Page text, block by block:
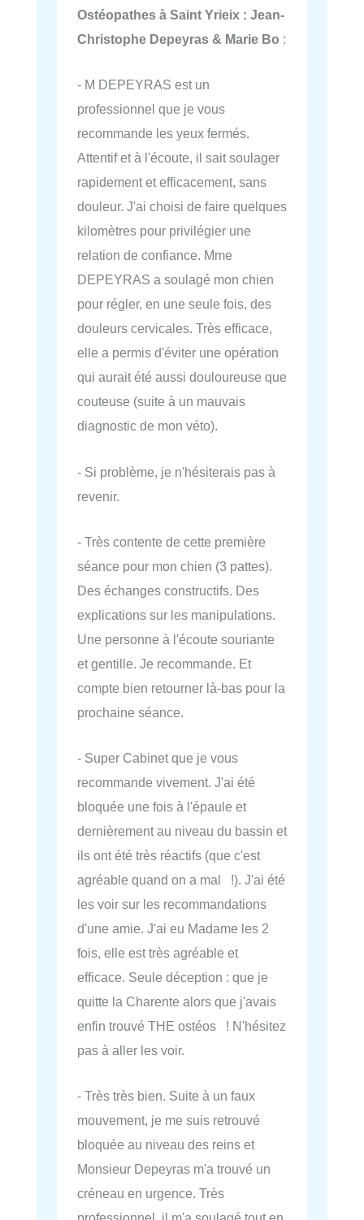
Ostéopathes à Saint Yrieix : Jean-
Christophe Depeyras & Marie Bo :
- M DEPEYRAS est un
professionnel que je vous
recommande les yeux fermés.
Attentif et à l'écoute, il sait soulager
rapidement et efficacement, sans
douleur. J'ai choisi de faire quelques
kilomètres pour privilégier une
relation de confiance. Mme
DEPEYRAS a soulagé mon chien
pour régler, en une seule fois, des
douleurs cervicales. Très efficace,
elle a permis d'éviter une opération
qui aurait été aussi douloureuse que
couteuse (suite à un mauvais
diagnostic de mon véto).
- Si problème, je n'hésiterais pas à
revenir.
- Très contente de cette première
séance pour mon chien (3 pattes).
Des échanges constructifs. Des
explications sur les manipulations.
Une personne à l'écoute souriante
et gentille. Je recommande. Et
compte bien retourner là-bas pour la
prochaine séance.
- Super Cabinet que je vous
recommande vivement. J'ai été
bloquée une fois à l'épaule et
dernièrement au niveau du bassin et
ils ont été très réactifs (que c'est
agréable quand on a mal !). J'ai été
les voir sur les recommandations
d'une amie. J'ai eu Madame les 2
fois, elle est très agréable et
efficace. Seule déception : que je
quitte la Charente alors que j'avais
enfin trouvé THE ostéos ! N'hésitez
pas à aller les voir.
- Très très bien. Suite à un faux
mouvement, je me suis retrouvé
bloquée au niveau des reins et
Monsieur Depeyras m'a trouvé un
créneau en urgence. Très